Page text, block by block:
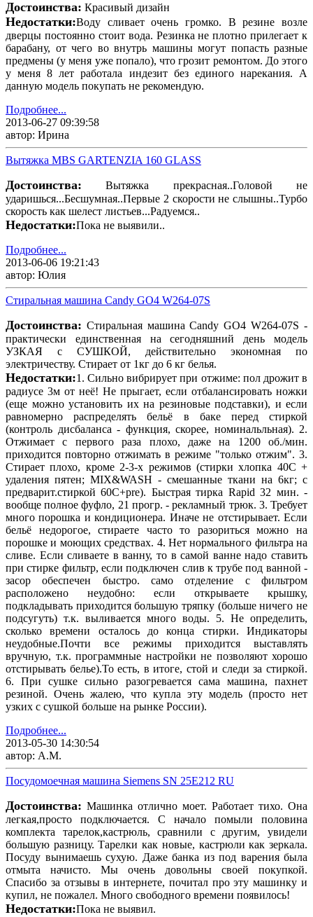
Достоинства: Красивый дизайн
Недостатки:Воду сливает очень громко. В резине возле
дверцы постоянно стоит вода. Резинка не плотно прилегает к
барабану, от чего во внутрь машины могут попасть разные
предмены (у меня уже попало), что грозит ремонтом. До этого
у меня 8 лет работала индезит без единого нарекания. А
данную модель покупать не рекомендую.
Подробнее...
2013-06-27 09:39:58
автор: Ирина
Вытяжка MBS GARTENZIA 160 GLASS
Достоинства: Вытяжка прекрасная..Головой не
ударишься...Бесшумная..Первые 2 скорости не слышны..Турбо
скорость как шелест листьев...Радуемся..
Недостатки:Пока не выявили..
Подробнее...
2013-06-06 19:21:43
автор: Юлия
Стиральная машина Candy GO4 W264-07S
Достоинства: Стиральная машина Candy GO4 W264-07S -
практически единственная на сегодняшний день модель
УЗКАЯ с СУШКОЙ, действительно экономная по
электричеству. Стирает от 1кг до 6 кг белья.
Недостатки:1. Сильно вибрирует при отжиме: пол дрожит в
радиусе 3м от неё! Не прыгает, если отбалансировать ножки
(еще можно установить их на резиновые подставки), и если
равномерно распределять бельё в баке перед стиркой
(контроль дисбаланса - функция, скорее, номинальльная). 2.
Отжимает с первого раза плохо, даже на 1200 об./мин.
приходится повторно отжимать в режиме "только отжим". 3.
Стирает плохо, кроме 2-3-х режимов (стирки хлопка 40С +
удаления пятен; MIX&WASH - смешанные ткани на 6кг; с
предварит.стиркой 60С+pre). Быстрая тирка Rapid 32 мин. -
вообще полное фуфло, 21 прогр. - рекламный трюк. 3. Требует
много порошка и кондиционера. Иначе не отстирывает. Если
бельё недорогое, стираете часто то разориться можно на
порошке и моющих средствах. 4. Нет нормального фильтра на
сливе. Если сливаете в ванну, то в самой ванне надо ставить
при стирке фильтр, если подключен слив к трубе под ванной -
засор обеспечен быстро. само отделение с фильтром
расположено неудобно: если открываете крышку,
подкладывать приходится большую тряпку (больше ничего не
подсугуть) т.к. выливается много воды. 5. Не определить,
сколько времени осталось до конца стирки. Индикаторы
неудобные.Почти все режимы приходится выставлять
вручную, т.к. программные настройки не позволяют хорошо
отстирывать белье).То есть, в итоге, стой и следи за стиркой.
6. При сушке сильно разогревается сама машина, пахнет
резиной. Очень жалею, что купла эту модель (просто нет
узких с сушкой больше на рынке России).
Подробнее...
2013-05-30 14:30:54
автор: А.М.
Посудомоечная машина Siemens SN 25E212 RU
Достоинства: Машинка отлично моет. Работает тихо. Она
легкая,просто подключается. С начало помыли половина
комплекта тарелок,кастрюль, сравнили с другим, увидели
большую разницу. Тарелки как новые, кастрюли как зеркала.
Посуду вынимаешь сухую. Даже банка из под варения была
отмыта начисто. Мы очень довольны своей покупкой.
Спасибо за отзывы в интернете, почитал про эту машинку и
купил, не пожалел. Много свободного времени появилось!
Недостатки:Пока не выявил.